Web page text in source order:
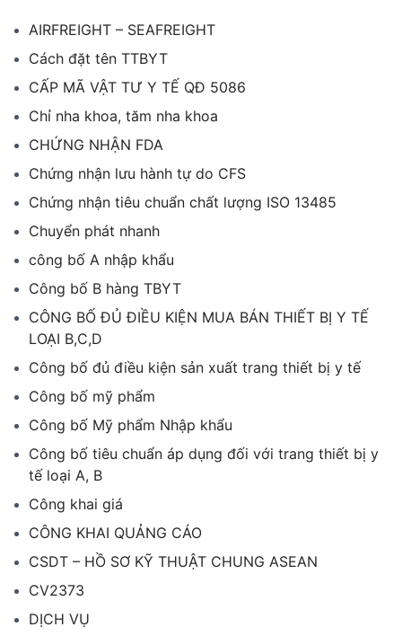
AIRFREIGHT – SEAFREIGHT
Cách đặt tên TTBYT
CẤP MÃ VẬT TƯ Y TẾ QĐ 5086
Chỉ nha khoa, tăm nha khoa
CHỨNG NHẬN FDA
Chứng nhận lưu hành tự do CFS
Chứng nhận tiêu chuẩn chất lượng ISO 13485
Chuyển phát nhanh
công bố A nhập khẩu
Công bố B hàng TBYT
CÔNG BỐ ĐỦ ĐIỀU KIỆN MUA BÁN THIẾT BỊ Y TẾ
LOẠI B,C,D
Công bố đủ điều kiện sản xuất trang thiết bị y tế
Công bố mỹ phẩm
Công bố Mỹ phẩm Nhập khẩu
Công bố tiêu chuẩn áp dụng đối với trang thiết bị y
tế loại A, B
Công khai giá
CÔNG KHAI QUẢNG CÁO
CSDT – HỒ SƠ KỸ THUẬT CHUNG ASEAN
CV2373
DỊCH VỤ